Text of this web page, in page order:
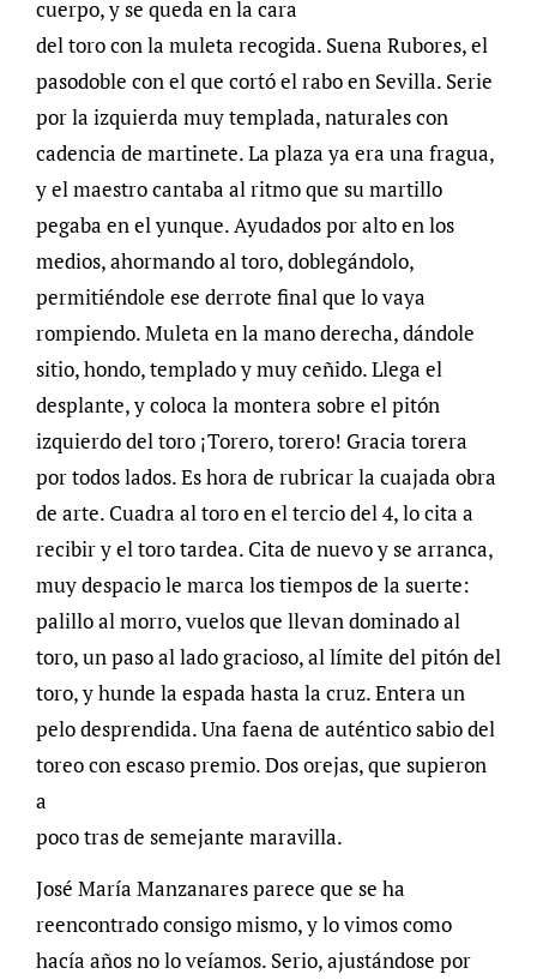
cuerpo, y se queda en la cara
del toro con la muleta recogida. Suena Rubores, el
pasodoble con el que cortó el rabo en Sevilla. Serie
por la izquierda muy templada, naturales con
cadencia de martinete. La plaza ya era una fragua,
y el maestro cantaba al ritmo que su martillo
pegaba en el yunque. Ayudados por alto en los
medios, ahormando al toro, doblegándolo,
permitiéndole ese derrote final que lo vaya
rompiendo. Muleta en la mano derecha, dándole
sitio, hondo, templado y muy ceñido. Llega el
desplante, y coloca la montera sobre el pitón
izquierdo del toro ¡Torero, torero! Gracia torera
por todos lados. Es hora de rubricar la cuajada obra
de arte. Cuadra al toro en el tercio del 4, lo cita a
recibir y el toro tardea. Cita de nuevo y se arranca,
muy despacio le marca los tiempos de la suerte:
palillo al morro, vuelos que llevan dominado al
toro, un paso al lado gracioso, al límite del pitón del
toro, y hunde la espada hasta la cruz. Entera un
pelo desprendida. Una faena de auténtico sabio del
toreo con escaso premio. Dos orejas, que supieron
a
poco tras de semejante maravilla.
José María Manzanares parece que se ha
reencontrado consigo mismo, y lo vimos como
hacía años no lo veíamos. Serio, ajustándose por